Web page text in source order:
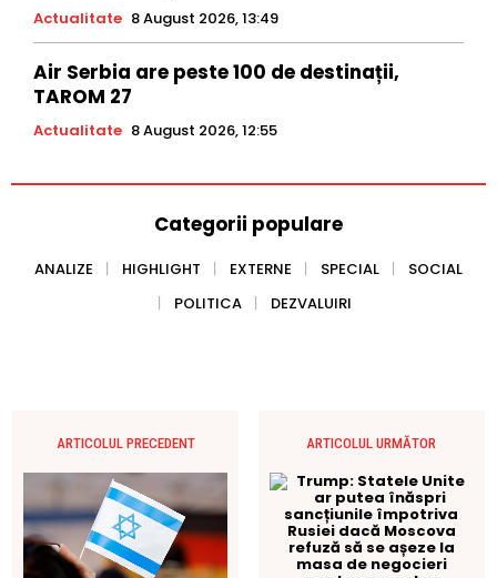
Actualitate 8 August 2026, 13:49
Air Serbia are peste 100 de destinații,
TAROM 27
Actualitate 8 August 2026, 12:55
Categorii populare
ANALIZE HIGHLIGHT EXTERNE SPECIAL
SOCIAL
POLITICA
DEZVALUIRI
ARTICOLUL PRECEDENT ARTICOLUL URMĂTOR